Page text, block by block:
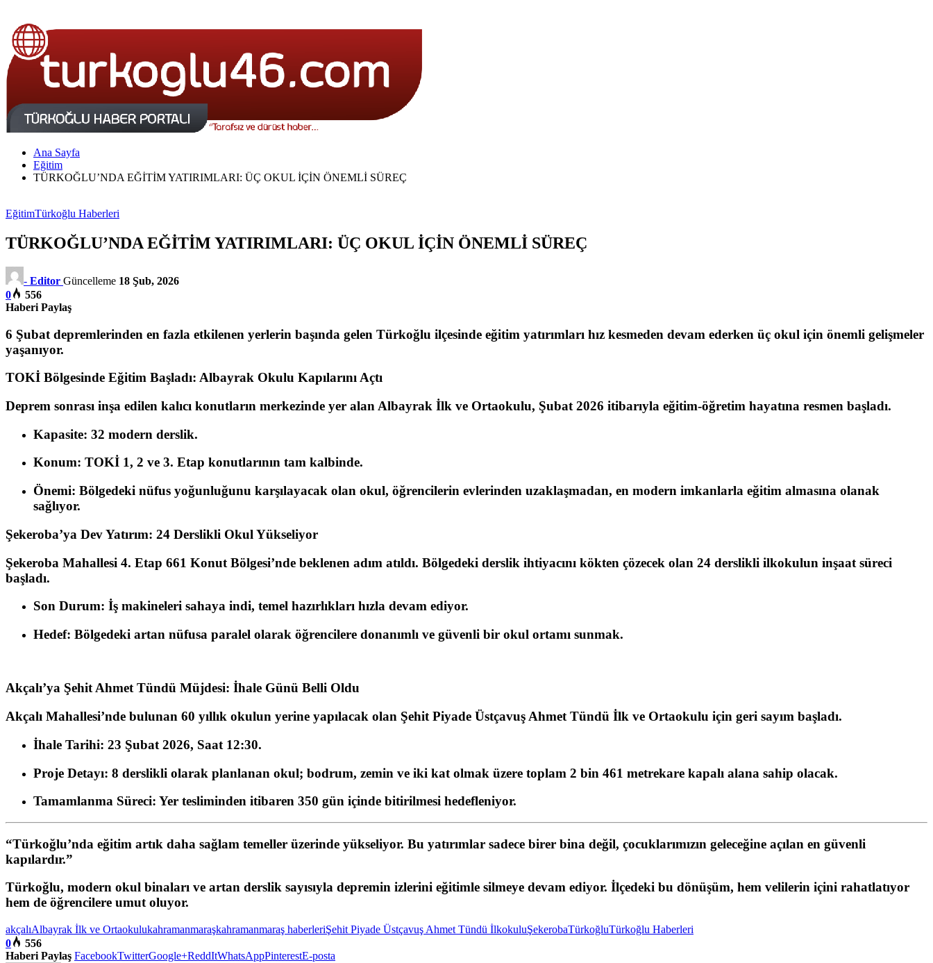
Ana Sayfa
Eğitim
TÜRKOĞLU’NDA EĞİTİM YATIRIMLARI: ÜÇ OKUL İÇİN ÖNEMLİ SÜREÇ
EğitimTürkoğlu Haberleri
TÜRKOĞLU’NDA EĞİTİM YATIRIMLARI: ÜÇ OKUL İÇİN ÖNEMLİ SÜREÇ
- Editor Güncelleme 18 Şub, 2026
0
556
Haberi Paylaş
6 Şubat depremlerinden en fazla etkilenen yerlerin başında gelen Türkoğlu ilçesinde eğitim yatırımları hız kesmeden devam ederken üç okul için önemli gelişmeler
yaşanıyor.
TOKİ Bölgesinde Eğitim Başladı: Albayrak Okulu Kapılarını Açtı
Deprem sonrası inşa edilen kalıcı konutların merkezinde yer alan Albayrak İlk ve Ortaokulu, Şubat 2026 itibarıyla eğitim-öğretim hayatına resmen başladı.
Kapasite: 32 modern derslik.
Konum: TOKİ 1, 2 ve 3. Etap konutlarının tam kalbinde.
Önemi: Bölgedeki nüfus yoğunluğunu karşılayacak olan okul, öğrencilerin evlerinden uzaklaşmadan, en modern imkanlarla eğitim almasına olanak
sağlıyor.
Şekeroba’ya Dev Yatırım: 24 Derslikli Okul Yükseliyor
Şekeroba Mahallesi 4. Etap 661 Konut Bölgesi’nde beklenen adım atıldı. Bölgedeki derslik ihtiyacını kökten çözecek olan 24 derslikli ilkokulun inşaat süreci
başladı.
Son Durum: İş makineleri sahaya indi, temel hazırlıkları hızla devam ediyor.
Hedef: Bölgedeki artan nüfusa paralel olarak öğrencilere donanımlı ve güvenli bir okul ortamı sunmak.
Akçalı’ya Şehit Ahmet Tündü Müjdesi: İhale Günü Belli Oldu
Akçalı Mahallesi’nde bulunan 60 yıllık okulun yerine yapılacak olan Şehit Piyade Üstçavuş Ahmet Tündü İlk ve Ortaokulu için geri sayım başladı.
İhale Tarihi: 23 Şubat 2026, Saat 12:30.
Proje Detayı: 8 derslikli olarak planlanan okul; bodrum, zemin ve iki kat olmak üzere toplam 2 bin 461 metrekare kapalı alana sahip olacak.
Tamamlanma Süreci: Yer tesliminden itibaren 350 gün içinde bitirilmesi hedefleniyor.
“Türkoğlu’nda eğitim artık daha sağlam temeller üzerinde yükseliyor. Bu yatırımlar sadece birer bina değil, çocuklarımızın geleceğine açılan en güvenli
kapılardır.”
Türkoğlu, modern okul binaları ve artan derslik sayısıyla depremin izlerini eğitimle silmeye devam ediyor. İlçedeki bu dönüşüm, hem velilerin içini rahatlatıyor
hem de öğrencilere umut oluyor.
akçalıAlbayrak İlk ve Ortaokulukahramanmaraşkahramanmaraş haberleriŞehit Piyade Üstçavuş Ahmet Tündü İlkokuluŞekerobaTürkoğluTürkoğlu Haberleri
0
556
Haberi Paylaş FacebookTwitterGoogle+ReddItWhatsAppPinterestE-posta